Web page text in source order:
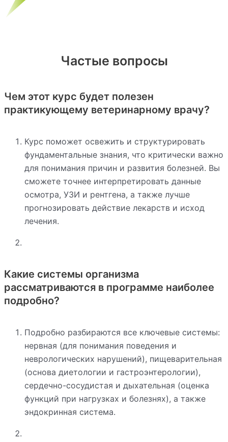
Частые вопросы
Чем этот курс будет полезен
практикующему ветеринарному врачу?
Курс поможет освежить и структурировать
фундаментальные знания, что критически важно
для понимания причин и развития болезней. Вы
сможете точнее интерпретировать данные
осмотра, УЗИ и рентгена, а также лучше
прогнозировать действие лекарств и исход
лечения.
Какие системы организма
рассматриваются в программе наиболее
подробно?
Подробно разбираются все ключевые системы:
нервная (для понимания поведения и
неврологических нарушений), пищеварительная
(основа диетологии и гастроэнтерологии),
сердечно-сосудистая и дыхательная (оценка
функций при нагрузках и болезнях), а также
эндокринная система.